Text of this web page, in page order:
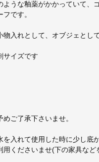
うな釉薬がかかっていて
です。
入れとして、オブジェとし
サイズです
ご了承下さいませ。
入れて使用した時に少し底
くださいませ(下の家具など